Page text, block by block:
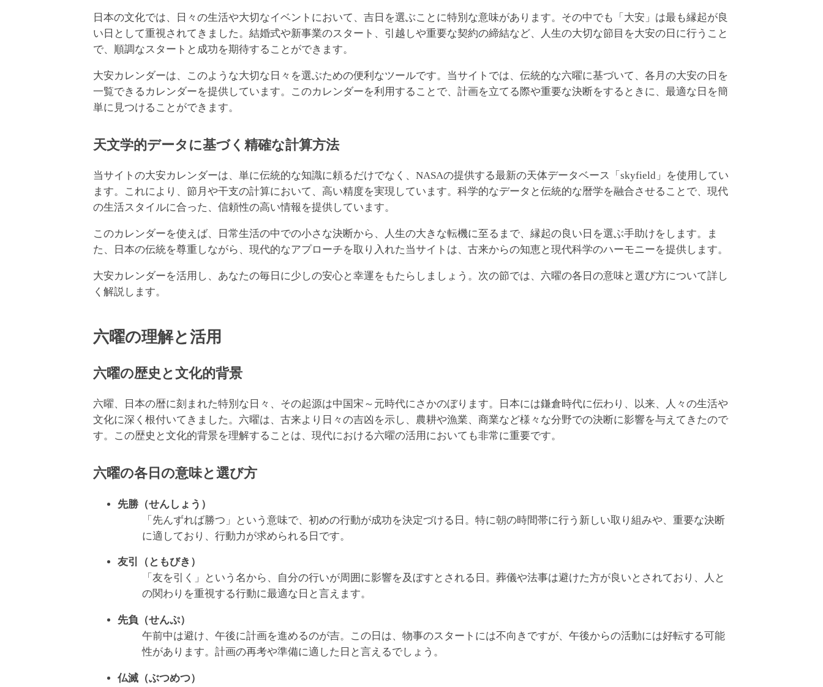
日本の文化では、日々の生活や大切なイベントにおいて、吉日を選ぶことに特別な意味があります。その中でも「大安」は最も縁起が良
い日として重視されてきました。結婚式や新事業のスタート、引越しや重要な契約の締結など、人生の大切な節目を大安の日に行うこと
で、順調なスタートと成功を期待することができます。
大安カレンダーは、このような大切な日々を選ぶための便利なツールです。当サイトでは、伝統的な六曜に基づいて、各月の大安の日を
一覧できるカレンダーを提供しています。このカレンダーを利用することで、計画を立てる際や重要な決断をするときに、最適な日を簡
単に見つけることができます。
天文学的データに基づく精確な計算方法
当サイトの大安カレンダーは、単に伝統的な知識に頼るだけでなく、NASAの提供する最新の天体データベース「skyfield」を使用してい
ます。これにより、節月や干支の計算において、高い精度を実現しています。科学的なデータと伝統的な暦学を融合させることで、現代
の生活スタイルに合った、信頼性の高い情報を提供しています。
このカレンダーを使えば、日常生活の中での小さな決断から、人生の大きな転機に至るまで、縁起の良い日を選ぶ手助けをします。ま
た、日本の伝統を尊重しながら、現代的なアプローチを取り入れた当サイトは、古来からの知恵と現代科学のハーモニーを提供します。
大安カレンダーを活用し、あなたの毎日に少しの安心と幸運をもたらしましょう。次の節では、六曜の各日の意味と選び方について詳し
く解説します。
六曜の理解と活用
六曜の歴史と文化的背景
六曜、日本の暦に刻まれた特別な日々、その起源は中国宋～元時代にさかのぼります。日本には鎌倉時代に伝わり、以来、人々の生活や
文化に深く根付いてきました。六曜は、古来より日々の吉凶を示し、農耕や漁業、商業など様々な分野での決断に影響を与えてきたので
す。この歴史と文化的背景を理解することは、現代における六曜の活用においても非常に重要です。
六曜の各日の意味と選び方
先勝（せんしょう）
「先んずれば勝つ」という意味で、初めの行動が成功を決定づける日。特に朝の時間帯に行う新しい取り組みや、重要な決断
に適しており、行動力が求められる日です。
友引（ともびき）
「友を引く」という名から、自分の行いが周囲に影響を及ぼすとされる日。葬儀や法事は避けた方が良いとされており、人と
の関わりを重視する行動に最適な日と言えます。
先負（せんぷ）
午前中は避け、午後に計画を進めるのが吉。この日は、物事のスタートには不向きですが、午後からの活動には好転する可能
性があります。計画の再考や準備に適した日と言えるでしょう。
仏滅（ぶつめつ）